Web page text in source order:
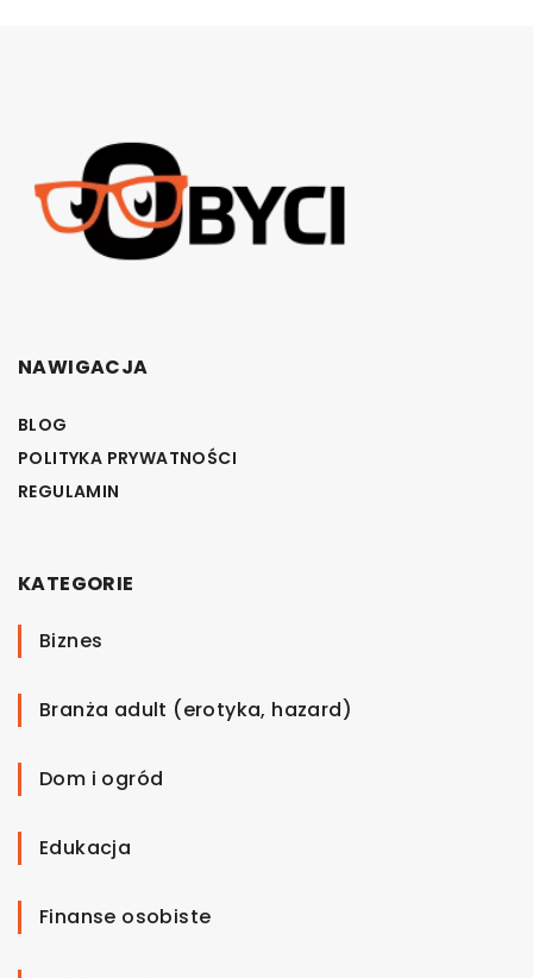
NAWIGACJA
BLOG
POLITYKA PRYWATNOŚCI
REGULAMIN
KATEGORIE
Biznes
Branża adult (erotyka, hazard)
Dom i ogród
Edukacja
Finanse osobiste